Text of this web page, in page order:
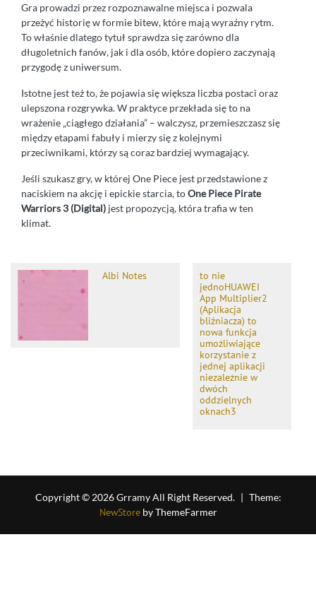
Gra prowadzi przez rozpoznawalne miejsca i pozwala
przeżyć historię w formie bitew, które mają wyraźny rytm.
To właśnie dlatego tytuł sprawdza się zarówno dla
długoletnich fanów, jak i dla osób, które dopiero zaczynają
przygodę z uniwersum.
Istotne jest też to, że pojawia się większa liczba postaci oraz
ulepszona rozgrywka. W praktyce przekłada się to na
wrażenie „ciągłego działania” – walczysz, przemieszczasz się
między etapami fabuły i mierzy się z kolejnymi
przeciwnikami, którzy są coraz bardziej wymagający.
Jeśli szukasz gry, w której One Piece jest przedstawione z
naciskiem na akcję i epickie starcia, toOne Piece Pirate
Warriors 3 (Digital) jest propozycją, która trafia w ten
klimat.
Albi Notes
to nie
jednoHUAWEI
App Multiplier2
(Aplikacja
bliźniacza) to
nowa funkcja
umożliwiające
korzystanie z
jednej aplikacji
niezależnie w
dwóch
oddzielnych
oknach3
Copyright © 2026 Grramy All Right Reserved. | Theme:
NewStoreby ThemeFarmer